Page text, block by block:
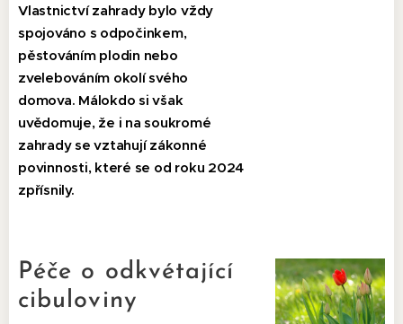
Vlastnictví zahrady bylo vždy
spojováno s odpočinkem,
pěstováním plodin nebo
zvelebováním okolí svého
domova. Málokdo si však
uvědomuje, že i na soukromé
zahrady se vztahují zákonné
povinnosti, které se od roku 2024
zpřísnily.
Péče o odkvétající
cibuloviny